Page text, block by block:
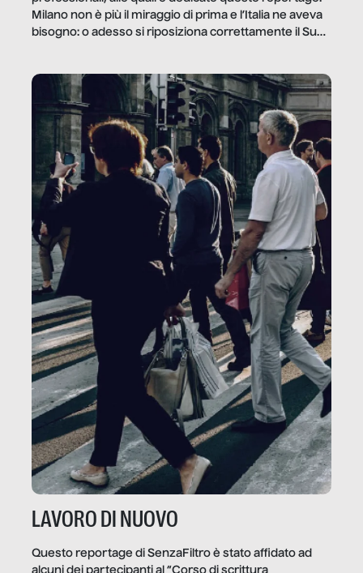
Milano non è più il miraggio di prima e l’Italia ne aveva
bisogno: o adesso si riposiziona correttamente il Sud
LAVORO DI NUOVO
Questo reportage di SenzaFiltro è stato affidato ad
alcuni dei partecipanti al “Corso di scrittura